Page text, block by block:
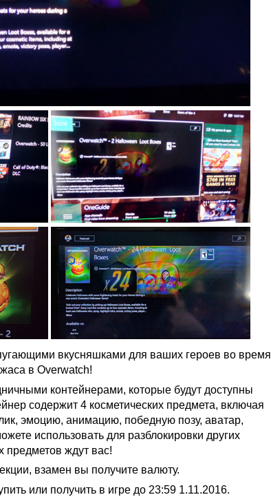
вкусняшками для ваших героев во время
в Overwatch!
контейнерами, которые будут доступны
содержит 4 косметических предмета, включая
эмоцию, анимацию, победную позу, аватар,
использовать для разблокировки других
предметов ждут вас!
взамен вы получите валюту.
или получить в игре до 23:59 1.11.2016.